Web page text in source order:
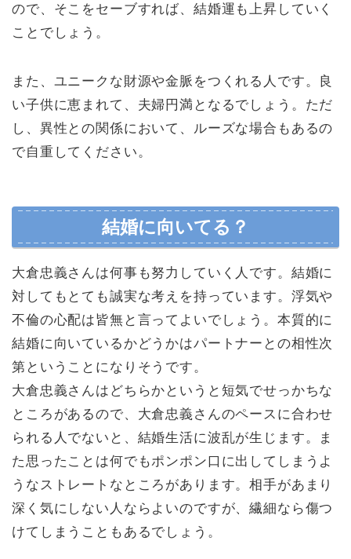
ので、そこをセーブすれば、結婚運も上昇していく
ことでしょう。
また、ユニークな財源や金脈をつくれる人です。良
い子供に恵まれて、夫婦円満となるでしょう。ただ
し、異性との関係において、ルーズな場合もあるの
で自重してください。
結婚に向いてる？
大倉忠義さんは何事も努力していく人です。結婚に
対してもとても誠実な考えを持っています。浮気や
不倫の心配は皆無と言ってよいでしょう。本質的に
結婚に向いているかどうかはパートナーとの相性次
第ということになりそうです。
大倉忠義さんはどちらかというと短気でせっかちな
ところがあるので、大倉忠義さんのペースに合わせ
られる人でないと、結婚生活に波乱が生じます。ま
た思ったことは何でもポンポン口に出してしまうよ
うなストレートなところがあります。相手があまり
深く気にしない人ならよいのですが、繊細なら傷つ
けてしまうこともあるでしょう。